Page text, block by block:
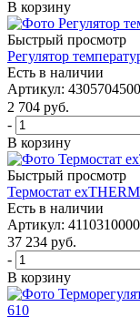
В корзину
Быстрый просмотр
Регулятор
Есть в наличии
Артикул:
2 704 руб.
-
В корзину
Быстрый просмотр
Термостат
Есть в наличии
Артикул:
37 234 руб.
-
В корзину